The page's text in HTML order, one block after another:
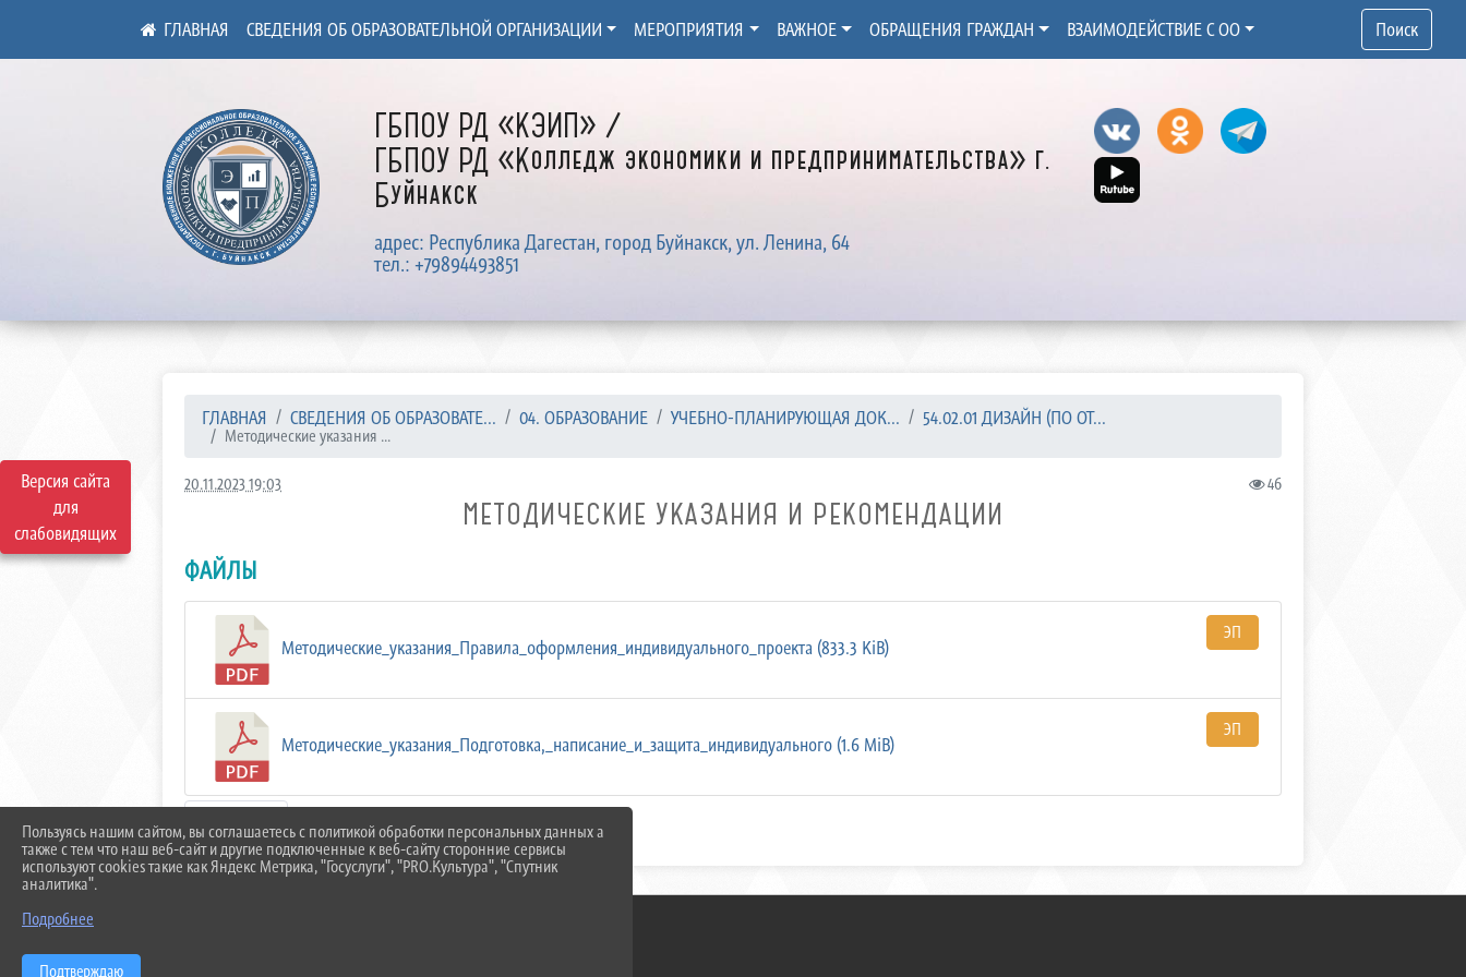
Версия сайта
для
слабовидящих
ГБПОУ РД «КЭИП» /
ГБПОУ РД «Колледж экономики и предпринимательства» г.
Буйнакск
адрес: Республика Дагестан, город Буйнакск, ул. Ленина, 64
тел.: +79894493851
СВЕДЕНИЯ ОБ ОБРАЗОВАТЕЛЬНОЙ ОРГАНИЗАЦИИ МЕРОПРИЯТИЯ ВАЖНОЕ ОБРАЩЕНИЯ ГРАЖДАН ВЗАИМОДЕЙСТВИЕ С ОО Поиск
ГЛАВНАЯ СВЕДЕНИЯ ОБ ОБРАЗОВАТЕ... 04. ОБРАЗОВАНИЕ УЧЕБНО-ПЛАНИРУЮЩАЯ ДОК... 54.02.01 ДИЗАЙН (ПО ОТ...
Методические указания ...
20.11.2023 19:03 46
МЕТОДИЧЕСКИЕ УКАЗАНИЯ И РЕКОМЕНДАЦИИ
ФАЙЛЫ
Методические_указания_Правила_оформления_индивидуального_проекта (833.3 KiB)
ЭП
Методические_указания_Подготовка,_написание_и_защита_индивидуального (1.6 MiB)
ЭП
Пользуясь нашим сайтом, вы соглашаетесь с политикой обработки персональных данных а
также с тем что наш веб-сайт и другие подключенные к веб-сайту сторонние сервисы
используют cookies такие как Яндекс Метрика, "Госуслуги", "PRO.Культура", "Спутник
аналитика".
Подробнее
Подтверждаю